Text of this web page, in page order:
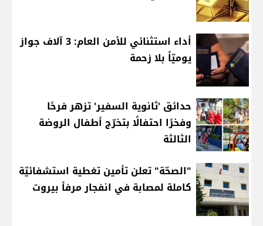
أداء استثنائي للأمن العام: 3 آلاف جواز
يوميّاً بلا زحمة
حدائق 'ثانوية السفير' تزهر فرحًا
وفخرًا احتفالًا بتخرّج أطفال الروضة
الثالثة
"الصحّة" تعلن تأمين تغطية استشفائيّة
كاملة لمصابة في انفجار مرفأ بيروت